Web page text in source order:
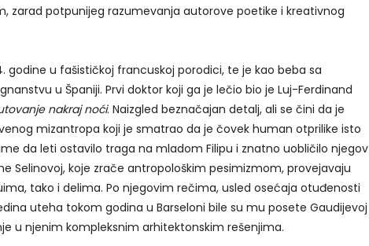
zarad potpunijeg razumevanja autorove poetike i kreativnog
godine u fašističkoj francuskoj porodici, te je kao beba sa
u Španiji. Prvi doktor koji ga je lečio bio je Luj-Ferdinand
nakraj noći. Naizgled beznačajan detalj, ali se čini da je
mizantropa koji je smatrao da je čovek human otprilike isto
da leti ostavilo traga na mladom Filipu i znatno uobličilo njegov
Selinovoj, koje zrače antropološkim pesimizmom, provejavaju
tako i delima. Po njegovim rečima, usled osećaja otuđenosti
uteha tokom godina u Barseloni bile su mu posete Gaudijevoj
u njenim kompleksnim arhitektonskim rešenjima.